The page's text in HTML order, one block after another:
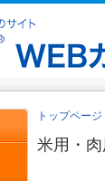
トップページ
米用・